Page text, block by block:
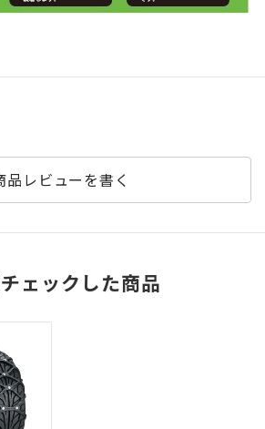
品レビューを書く
ェックした商品